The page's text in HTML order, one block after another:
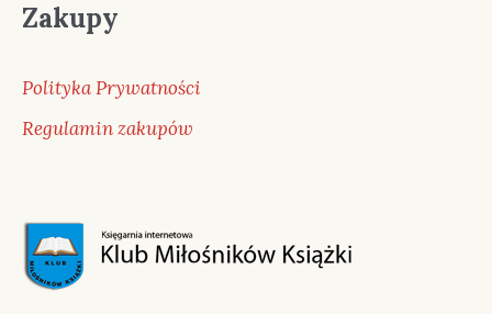
Zakupy
Polityka Prywatności
Regulamin zakupów